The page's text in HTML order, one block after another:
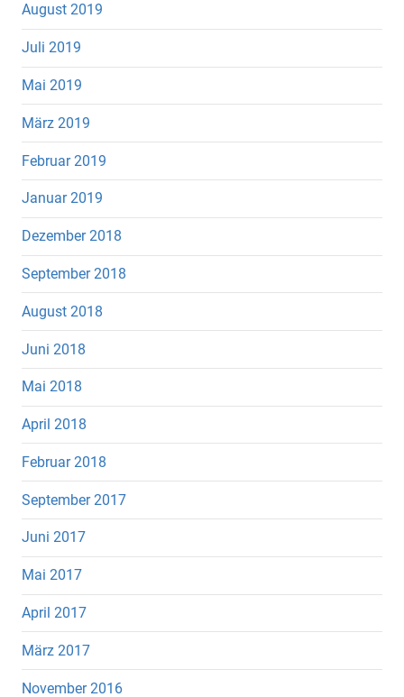
August 2019
Juli 2019
Mai 2019
März 2019
Februar 2019
Januar 2019
Dezember 2018
September 2018
August 2018
Juni 2018
Mai 2018
April 2018
Februar 2018
September 2017
Juni 2017
Mai 2017
April 2017
März 2017
November 2016